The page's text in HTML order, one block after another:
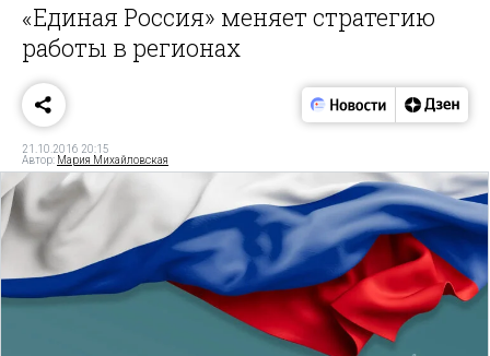
«Единая Россия» меняет стратегию
работы в регионах
21.10.2016 20:15
Автор: Мария Михайловская